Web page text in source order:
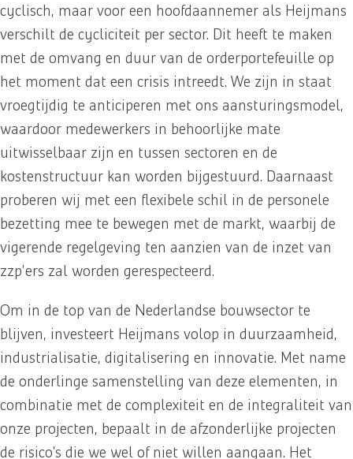
cyclisch, maar voor een hoofdaannemer als Heijmans
verschilt de cycliciteit per sector. Dit heeft te maken
met de omvang en duur van de orderportefeuille op
het moment dat een crisis intreedt. We zijn in staat
vroegtijdig te anticiperen met ons aansturingsmodel,
waardoor medewerkers in behoorlijke mate
uitwisselbaar zijn en tussen sectoren en de
kostenstructuur kan worden bijgestuurd. Daarnaast
proberen wij met een flexibele schil in de personele
bezetting mee te bewegen met de markt, waarbij de
vigerende regelgeving ten aanzien van de inzet van
zzp'ers zal worden gerespecteerd.
Om in de top van de Nederlandse bouwsector te
blijven, investeert Heijmans volop in duurzaamheid,
industrialisatie, digitalisering en innovatie. Met name
de onderlinge samenstelling van deze elementen, in
combinatie met de complexiteit en de integraliteit van
onze projecten, bepaalt in de afzonderlijke projecten
de risico’s die we wel of niet willen aangaan. Het